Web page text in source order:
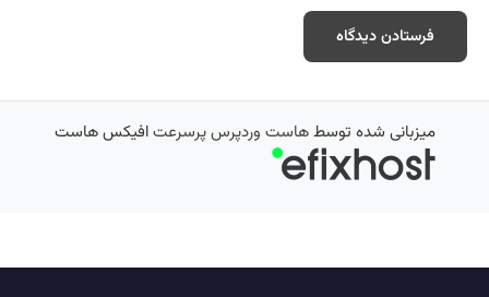
میزبانی شده توسطهاست وردپرس پرسرعتافیکس هاست